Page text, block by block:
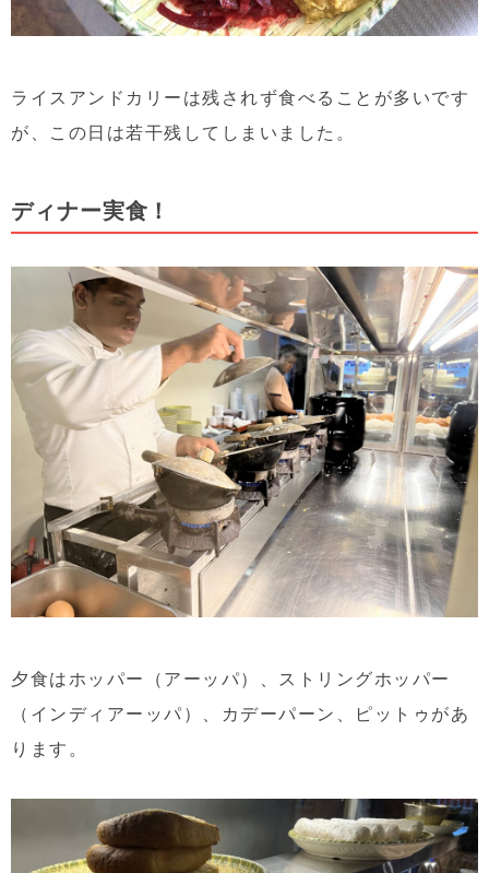
ライスアンドカリーは残されず食べることが多いです
が、この日は若干残してしまいました。
ディナー実食！
夕食はホッパー（アーッパ）、ストリングホッパー
（インディアーッパ）、カデーパーン、ピットゥがあ
ります。